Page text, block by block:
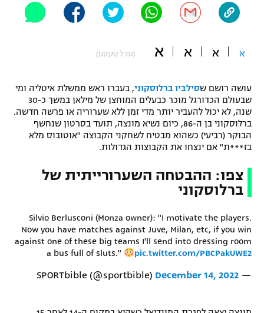
"מחצית בשכונה" – פודקאסט
משתתפים וזוכים בפרסים
תקנון משתתפים וזוכים בפרסים
תקנון עבור פעילות אלקטרה
תקנון עבור פעילות ספורט 1 – "מרלן"
טניס
גיימינג E-Sports
תנאי שימוש
מדיניות פרטיות
תקנון פעילות ספורט 1
רשיון להקרנה פומבית לבית עסק
הצטרפות לחבילת הערוצים
אופניים
ספורט מוטורי
פוטבול אמריקאי NFL
בייסבול MLB
אומנויות לחימה
גיימינג E-Sports
א א א א (גודל טקסט)
עושה רושם שסילביו ברלוסקוני, בעברו ראש ממשלת איטליה ומי
שבעולם הכדורגל מוכר כבעלים המוחצן של מילאן במשך כ-30
שנה, לא יכול להעביר יותר מדי זמן ללא שערוריה או פרשה חדשה.
ברלוסקוני בן ה-86, כיום נשיא מונצה, תועד בסרטון שנחשף
הבוקר (רביעי) כשהוא מבטיח לשחקני הקבוצה "אוטובוס מלא
בז***ת" אם ינצחו את הקבוצות הגדולות.
צפו: ההבטחה השערורייתית של
ברלוסקוני
Silvio Berlusconi (Monza owner): "I motivate the players.
Now you have matches against Juve, Milan, etc, if you win
against one of these big teams I'll send into dressing room
a bus full of sluts."
pic.twitter.com/PBCPakUWE2
— SPORTbible (@sportbible)
December 14, 2022